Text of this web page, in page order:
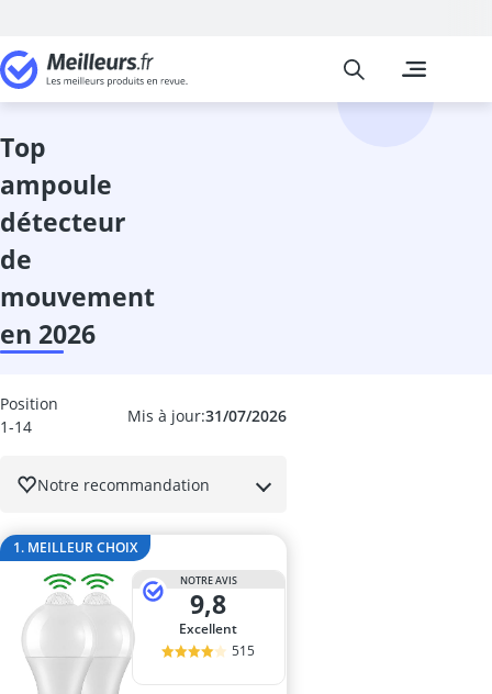
Bricolage
abrasif
Meilleurs
top
ampoule
détecteur
de
mouvement
en 2026
Mis à jour:31/07/2026
Position
1-14
Notre recommandation
1. MEILLEUR CHOIX
NOTRE AVIS
9,8
Excellent
515